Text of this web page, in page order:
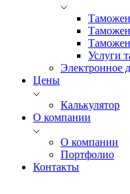
Услуги
Электронное
Цены
Калькулятор
О компании
О компании
Портфолио
Контакты